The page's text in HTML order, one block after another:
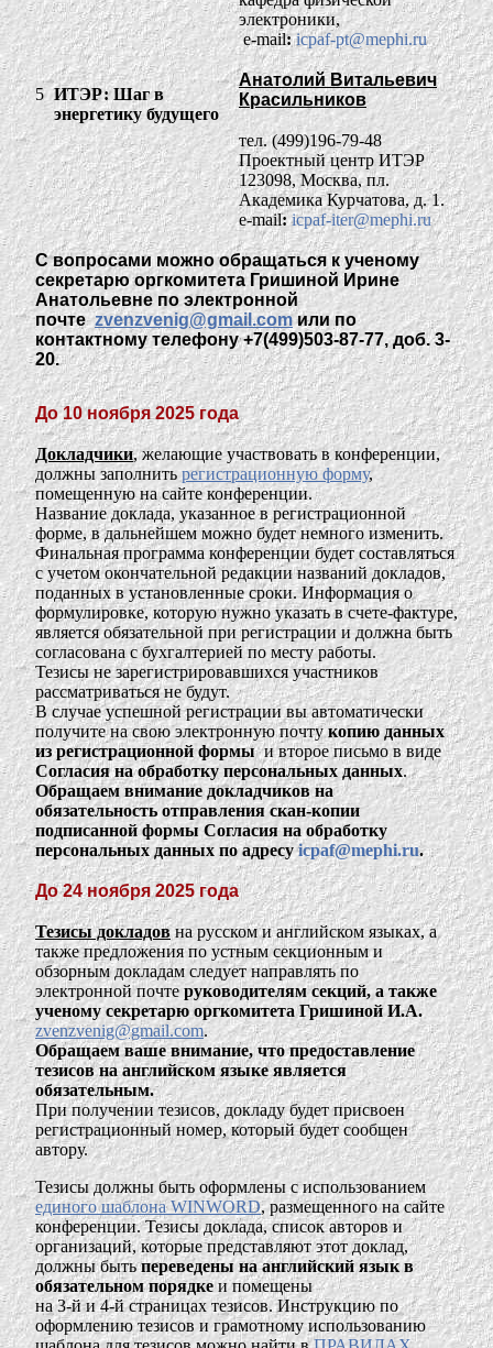
электроники,
e-mail:icpaf-pt@mephi.ru
5 ИТЭР: Шаг в
энергетику будущего
Анатолий Витальевич
Красильников
тел. (499)196-79-48
Проектный центр ИТЭР
123098, Москва, пл.
Академика Курчатова, д. 1.
e-mail:icpaf-iter@mephi.ru
С вопросами можно обращаться к ученому
секретарю оргкомитета Гришиной Ирине
Анатольевне по электронной
почтеzvenzvenig@gmail.comили по
контактному телефону+7(499)503-87-77, доб. 3-
20.
До 10 ноября 2025 года
Докладчики, желающие участвовать в конференции,
должны заполнитьрегистрационную форму,
помещенную на сайте конференции.
Название доклада, указанное в регистрационной
форме, в дальнейшем можно будет немного изменить.
Финальная программа конференции будет составляться
с учетом окончательной редакции названий докладов,
поданных в установленные сроки. Информация о
формулировке, которую нужно указать в счете-фактуре,
является обязательной при регистрации и должна быть
согласована с бухгалтерией по месту работы.
Тезисы не зарегистрировавшихся участников
рассматриваться не будут.
В случае успешной регистрации вы автоматически
получите на свою электронную почтукопию данных
из регистрационной формыи второе письмо в виде
Согласия на обработку персональных данных.
Обращаем внимание докладчиков на
обязательностьотправления скан-копии
подписанной формы Согласия на обработку
персональных данных по адресуicpaf@mephi.ru.
До 24 ноября 2025 года
Тезисы докладовна русском и английском языках, а
также предложения по устным секционным и
обзорным докладам следует направлять по
электронной почтеруководителям секций, а также
ученому секретарю оргкомитета Гришиной И.А.
zvenzvenig@gmail.com.
Обращаем ваше внимание, что предоставление
тезисов на английском языке является
обязательным.
При получении тезисов, докладу будет присвоен
регистрационный номер, который будет сообщен
автору.
Тезисы должны быть оформлены с использованием
единого шаблона WINWORD, размещенного на сайте
конференции. Тезисы доклада, список авторов и
организаций, которые представляют этот доклад,
должны бытьпереведены на английский язык в
обязательном порядкеи помещены
на 3-й и 4-й страницах тезисов. Инструкцию по
оформлению тезисов и грамотному использованию